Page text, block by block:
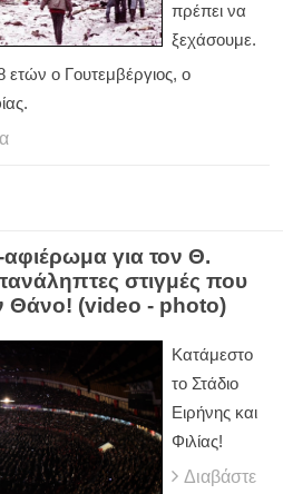
πρέπει να
ξεχάσουμε.
ετών ο Γουτεμβέργιος, ο
για τον Θ.
στιγμές που
Θάνο! (video - photo)
Κατάμεστο
το Στάδιο
Ειρήνης και
Φιλίας!
Διαβάστε